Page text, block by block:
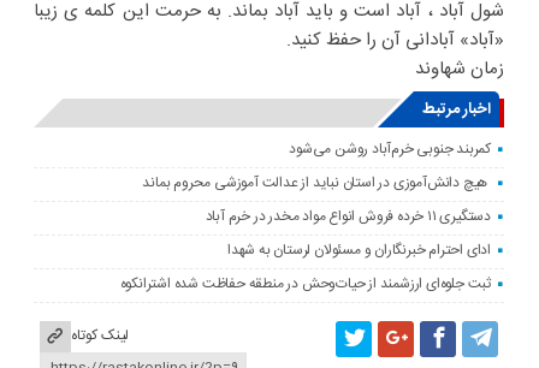
شول آباد ، آباد است و باید آباد بماند. به حرمت این کلمه ی زیبا
«آباد» آبادانی آن را حفظ کنید.
زمان شهاوند
اخبار مرتبط
کمربند جنوبی خرم‌‌آباد روشن می‌شود
هیچ دانش‌آموزی در استان نباید از عدالت آموزشی محروم بماند
دستگیری ۱۱ خرده فروش انواع مواد مخدر در خرم آباد
ادای احترام خبرنگاران و مسئولان لرستان به شهدا
ثبت جلوه‌ای ارزشمند از حیات‌وحش در منطقه حفاظت شده اشترانکوه
لینک کوتاه